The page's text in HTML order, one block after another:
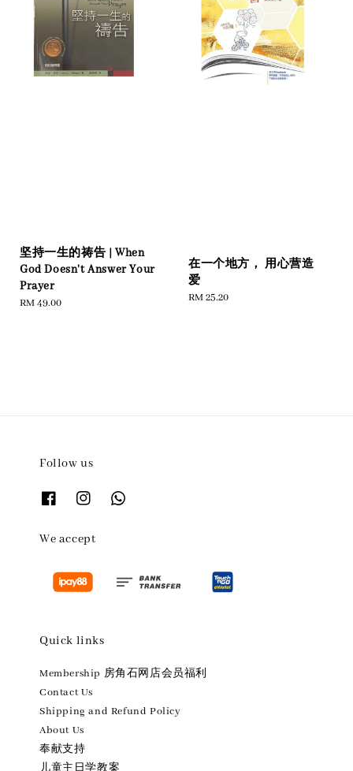
坚持一生的祷告 | When
God Doesn't Answer Your
Prayer
Regular
RM 49.00
在一个地方， 用心营造
爱
Regular
RM 25.20
Follow us
We accept
Quick links
Membership 房角石网店会员福利
Contact Us
Shipping and Refund Policy
About Us
奉献支持
儿童主日学教案